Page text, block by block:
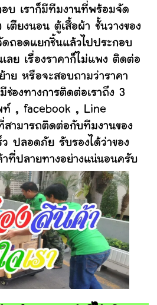
บ เราก็มีทีมงานที่พร้อมจัด
ตียงนอน ตู้เสื้อผ้า ชั้นวางของ
ดถอดแยกชิ้นแล้วไปประกอบ
ลย เรื่องราคาก็ไม่แพง ติดต่อ
าย หรือจะสอบถามว่าราคา
ช่องทางการติดต่อเราถึง 3
ท์ , facebook , Line
ามารถติดต่อกับทีมงานของ
ว ปลอดภัย รับรองได้ว่าของ
ที่ปลายทางอย่างแน่นอนครับ